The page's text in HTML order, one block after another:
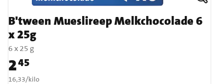
B'tween Mueslireep Melkchocolade 6
x 25g
6 x 25 g
Prijs: € 2,45
245
€ 16,33 per kilo
16,33/kilo